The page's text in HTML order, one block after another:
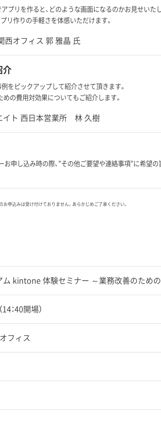
プリを作ると、どのような画面になるのかお見せいたし
リ作りの手軽さを体感いただけます。
西オフィス 郭 雅晶 氏
介
をピックアップして紹介させて頂きます。
の費用対効果についてもご紹介します。
イト 西日本営業所 林 久樹
お申し込み時の際、”その他ご要望や連絡事項”に希望の
申込みは受け付けておりません。あらかじめご了承ください。
アム kintone 体験セミナー ～業務改善のため
：40開場）
フィス